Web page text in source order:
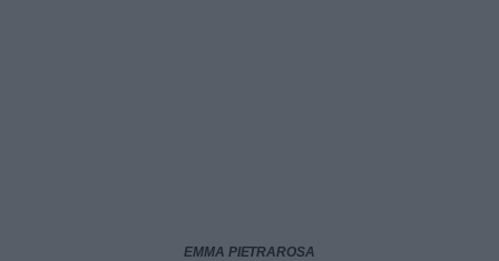
EMMA PIETRAROSA